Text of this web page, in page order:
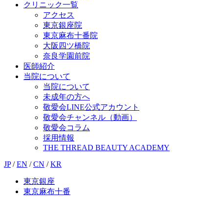
クリニック一覧
アクセス
東京銀座院
東京麻布十番院
大阪四ツ橋院
奈良学園前院
医師紹介
当院について
当院について
未成年の方へ
敬愛会LINE公式アカウント
敬愛会チャンネル（動画）
敬愛会コラム
採用情報
THE THREAD BEAUTY ACADEMY
JP / EN / CN / KR
東京銀座
東京麻布十番